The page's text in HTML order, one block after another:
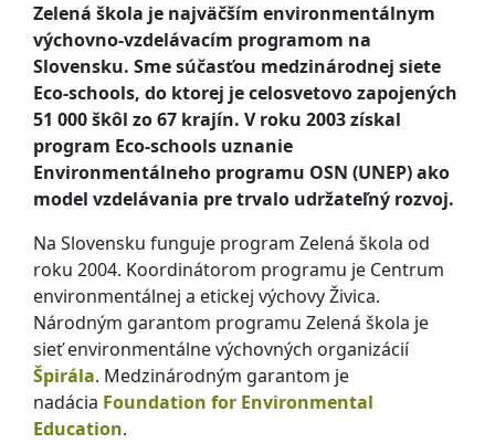
Zelená škola je najväčším environmentálnym
výchovno-vzdelávacím programom na
Slovensku. Sme súčasťou medzinárodnej siete
Eco-schools, do ktorej je celosvetovo zapojených
51 000 škôl zo 67 krajín. V roku 2003 získal
program Eco-schools uznanie
Environmentálneho programu OSN (UNEP) ako
model vzdelávania pre trvalo udržateľný rozvoj.
Na Slovensku funguje program Zelená škola od
roku 2004. Koordinátorom programu je Centrum
environmentálnej a etickej výchovy Živica.
Národným garantom programu Zelená škola je
sieť environmentálne výchovných organizácií
Špirála. Medzinárodným garantom je
nadácia Foundation for Environmental
Education.